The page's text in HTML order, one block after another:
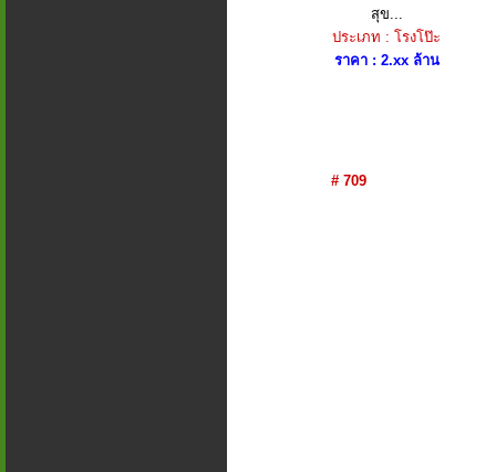
สุข...
ประเภท : โรงโป๊ะ
ราคา : 2.xx ล้าน
# 709